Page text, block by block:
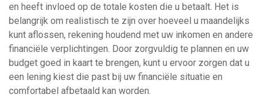
en heeft invloed op de totale kosten die u betaalt. Het is
belangrijk om realistisch te zijn over hoeveel u maandelijks
kunt aflossen, rekening houdend met uw inkomen en andere
financiële verplichtingen. Door zorgvuldig te plannen en uw
budget goed in kaart te brengen, kunt u ervoor zorgen dat u
een lening kiest die past bij uw financiële situatie en
comfortabel afbetaald kan worden.